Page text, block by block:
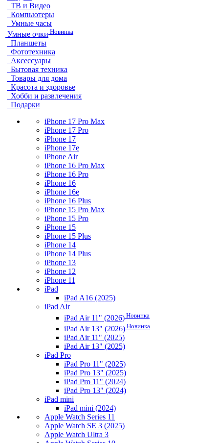
ТВ и Видео
Компьютеры
Умные часы
Умные очки Новинка
Планшеты
Фототехника
Аксессуары
Бытовая техника
Товары для дома
Красота и здоровье
Хобби и развлечения
Подарки
iPhone 17 Pro Max
iPhone 17 Pro
iPhone 17
iPhone 17e
iPhone Air
iPhone 16 Pro Max
iPhone 16 Pro
iPhone 16
iPhone 16e
iPhone 16 Plus
iPhone 15 Pro Max
iPhone 15 Pro
iPhone 15
iPhone 15 Plus
iPhone 14
iPhone 14 Plus
iPhone 13
iPhone 12
iPhone 11
iPad
iPad A16 (2025)
iPad Air
iPad Air 11" (2026) Новинка
iPad Air 13" (2026) Новинка
iPad Air 11" (2025)
iPad Air 13" (2025)
iPad Pro
iPad Pro 11" (2025)
iPad Pro 13" (2025)
iPad Pro 11" (2024)
iPad Pro 13" (2024)
iPad mini
iPad mini (2024)
Apple Watch Series 11
Apple Watch SE 3 (2025)
Apple Watch Ultra 3